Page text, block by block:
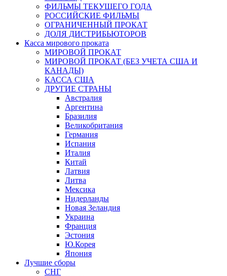
ФИЛЬМЫ ТЕКУЩЕГО ГОДА
РОССИЙСКИЕ ФИЛЬМЫ
ОГРАНИЧЕННЫЙ ПРОКАТ
ДОЛЯ ДИСТРИБЬЮТОРОВ
Касса мирового проката
МИРОВОЙ ПРОКАТ
МИРОВОЙ ПРОКАТ (БЕЗ УЧЕТА США И
КАНАДЫ)
КАССА США
ДРУГИЕ СТРАНЫ
Австралия
Аргентина
Бразилия
Великобритания
Германия
Испания
Италия
Китай
Латвия
Литва
Мексика
Нидерланды
Новая Зеландия
Украина
Франция
Эстония
Ю.Корея
Япония
Лучшие сборы
СНГ